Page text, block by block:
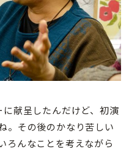
献呈したんだけど、初演
。その後のかなり苦しい
ろんなことを考えながら